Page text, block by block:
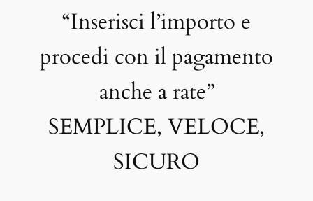
“Inserisci l’importo e
procedi con il pagamento
anche a rate”
SEMPLICE, VELOCE,
SICURO